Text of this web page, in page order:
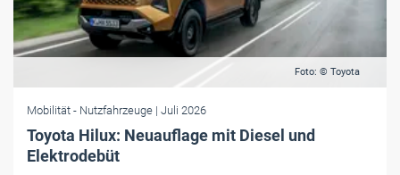
Foto: © Toyota
Mobilität - Nutzfahrzeuge | Juli 2026
Toyota Hilux: Neuauflage mit Diesel und
Elektrodebüt